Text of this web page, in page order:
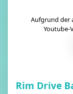
Aufgrund der
Youtube-
Rim Drive